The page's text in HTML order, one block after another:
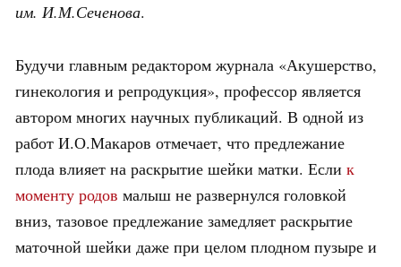
им. И.М.Сеченова.
Будучи главным редактором журнала «Акушерство,
гинекология и репродукция», профессор является
автором многих научных публикаций. В одной из
работ И.О.Макаров отмечает, что предлежание
плода влияет на раскрытие шейки матки. Если к
моменту родов малыш не развернулся головкой
вниз, тазовое предлежание замедляет раскрытие
маточной шейки даже при целом плодном пузыре и